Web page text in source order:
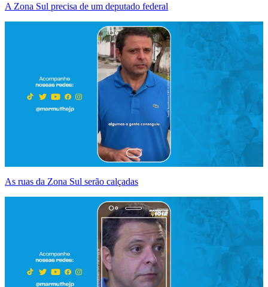
A Zona Sul precisa de um deputado federal
As ruas da Zona Sul serão calçadas